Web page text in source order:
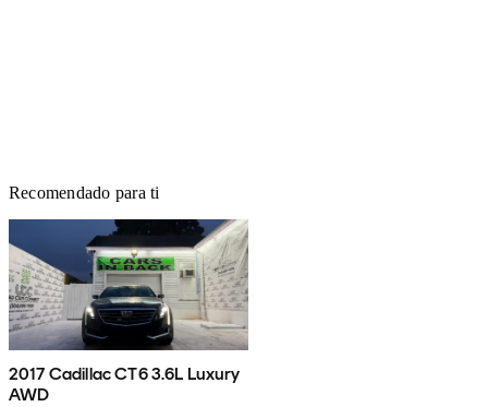
Recomendado para ti
2017 Cadillac CT6 3.6L Luxury
AWD